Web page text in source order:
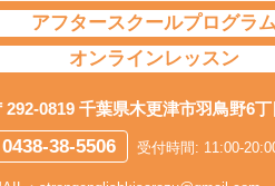
アフタースクールプログラム
オンラインレッスン
292-0819 千葉県木更津市羽鳥野6
0438-38-5506 受付時間: 11:00-